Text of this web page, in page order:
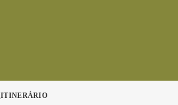
ITINERÁRIO